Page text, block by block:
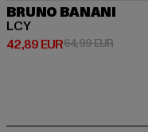
BRUNO BANANI
LCY
42,89 EUR
Prix courant: 42,89 EUR
64,99 EURPrix